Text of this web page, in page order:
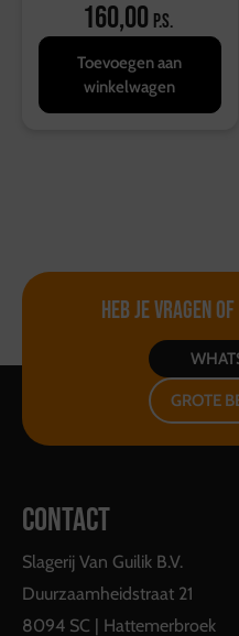
160,00 p.s.
Toevoegen aan
winkelwagen
Heb je vragen of
GROTE
CONTACT
Slagerij Van Guilik B.V.
Duurzaamheidstraat 21
8094 SC | Hattemerbroek